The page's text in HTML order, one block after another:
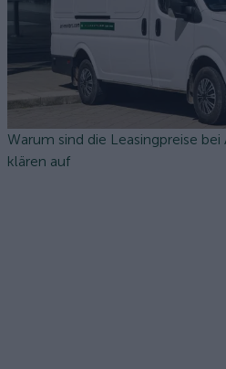
Warum sind die Leasingpreise
klären auf